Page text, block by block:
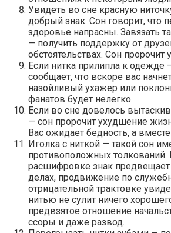
Увидеть во сне красную
добрый знак. Сон говорит, что
здоровье напрасны. Завязать
— получить поддержку от
обстоятельствах. Сон пророчит
Если нитка прилипла к одежде
сообщает, что вскоре вас
назойливый ухажер или
фанатов будет нелегко.
Если во сне довелось
— сон пророчит ухудшение
Вас ожидает бедность, а
Иголка с ниткой — такой сон
противоположных толкований.
расшифровке знак
делах, продвижение по
отрицательной трактовке
нитью не сулит ничего
предвзятое отношение
ссоры и даже развод.